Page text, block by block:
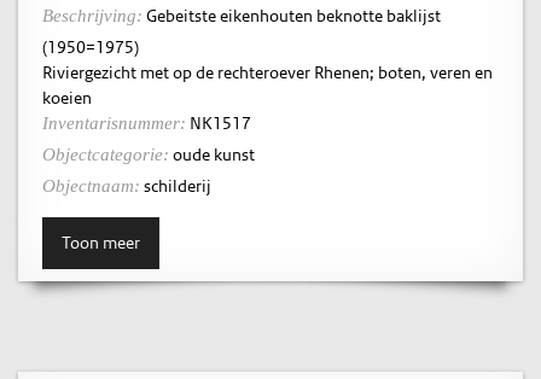
Beschrijving: Gebeitste eikenhouten beknotte baklijst
(1950=1975)
Riviergezicht met op de rechteroever Rhenen; boten, veren en
koeien
Inventarisnummer: NK1517
Objectcategorie: oude kunst
Objectnaam: schilderij
Toon meer